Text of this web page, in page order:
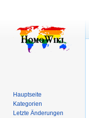
Hauptseite
Kategorien
Letzte Änderungen